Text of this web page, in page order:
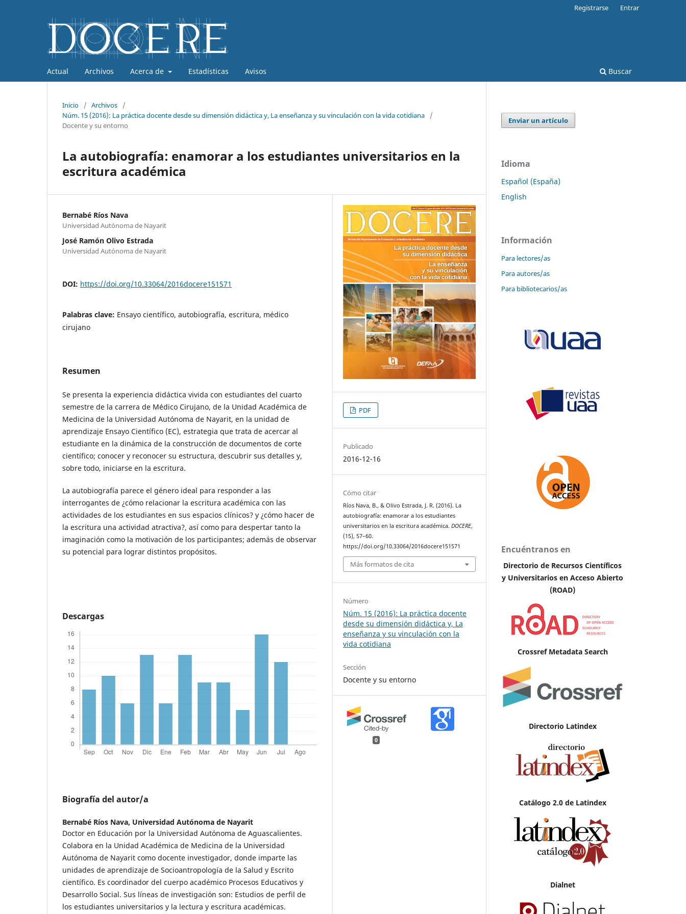
Actual Archivos Acerca de Estadísticas Avisos Buscar
Registrarse Entrar
Inicio / Archivos
/
Núm. 15 (2016): La práctica docente desde su dimensión didáctica y, La enseñanza y su vinculación con la vida cotidiana
/
Docente y su entorno
La autobiografía: enamorar a los estudiantes universitarios en la
escritura académica
Bernabé Ríos Nava
Universidad Autónoma de Nayarit
José Ramón Olivo Estrada
Universidad Autónoma de Nayarit
DOI: https://doi.org/10.33064/2016docere151571
Palabras clave: Ensayo científico, autobiografía, escritura, médico
cirujano
Resumen
Se presenta la experiencia didáctica vivida con estudiantes del cuarto
semestre de la carrera de Médico Cirujano, de la Unidad Académica de
Medicina de la Universidad Autónoma de Nayarit, en la unidad de
aprendizaje Ensayo Científico (EC), estrategia que trata de acercar al
estudiante en la dinámica de la construcción de documentos de corte
científico; conocer y reconocer su estructura, descubrir sus detalles y,
sobre todo, iniciarse en la escritura.
La autobiografía parece el género ideal para responder a las
interrogantes de ¿cómo relacionar la escritura académica con las
actividades de los estudiantes en sus espacios clínicos? y ¿cómo hacer de
la escritura una actividad atractiva?, así como para despertar tanto la
imaginación como la motivación de los participantes; además de observar
su potencial para lograr distintos propósitos.
Descargas
Biografía del autor/a
Bernabé Ríos Nava, Universidad Autónoma de Nayarit
Doctor en Educación por la Universidad Autónoma de Aguascalientes.
Colabora en la Unidad Académica de Medicina de la Universidad
Autónoma de Nayarit como docente investigador, donde imparte las
unidades de aprendizaje de Socioantropología de la Salud y Escrito
científico. Es coordinador del cuerpo académico Procesos Educativos y
Desarrollo Social. Sus líneas de investigación son: Estudios de perfil de
los estudiantes universitarios y la lectura y escritura académicas.
PDF
Publicado
2016-12-16
Cómo citar
Ríos Nava, B., & Olivo Estrada, J. R. (2016). La
autobiografía: enamorar a los estudiantes
universitarios en la escritura académica.DOCERE,
(15), 57–60.
https://doi.org/10.33064/2016docere151571
Más formatos de cita
Número
Núm. 15 (2016): La práctica docente
desde su dimensión didáctica y, La
enseñanza y su vinculación con la
vida cotidiana
Sección
Docente y su entorno
0
Enviar un artículo
Idioma
Español (España)
English
Información
Para lectores/as
Para autores/as
Para bibliotecarios/as
Encuéntranos en
Directorio de Recursos Científicos
y Universitarios en Acceso Abierto
(ROAD)
Crossref Metadata Search
Directorio Latindex
Catálogo 2.0 de Latindex
Dialnet